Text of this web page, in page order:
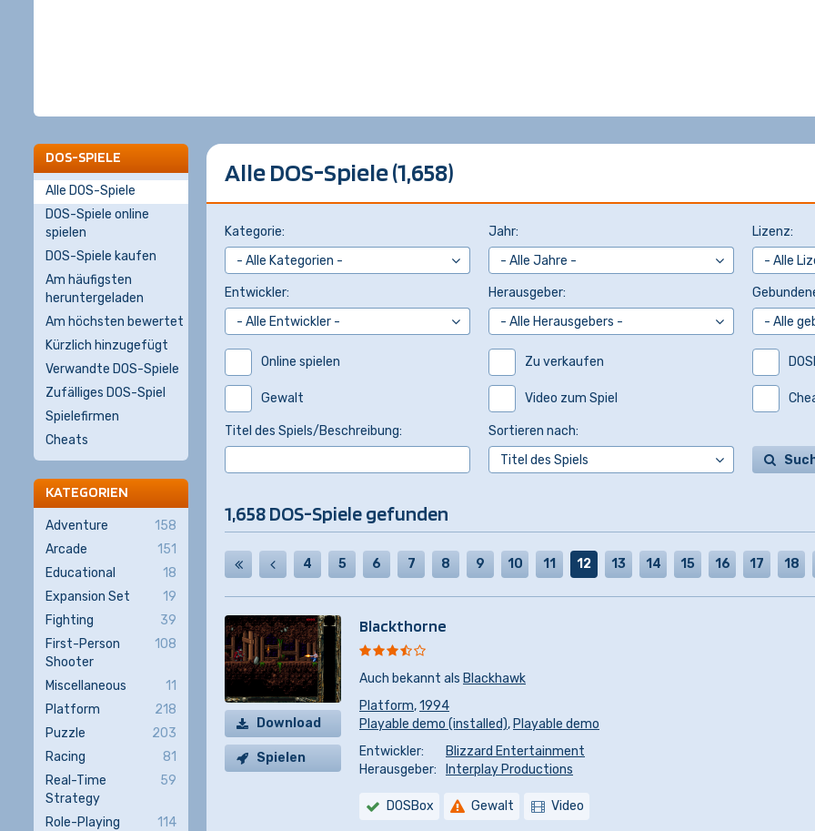
Alle DOS-Spiele (1,658)
Kategorie: Jahr: Lizenz:
Entwickler: Herausgeber:
Online spielen Zu verkaufen
Gewalt Video zum Spiel
Titel des Spiels/Beschreibung:
Sortieren nach:
1,658 DOS-Spiele gefunden
4 5 6 7 8 9 10 11 12 13 14 15 16 17 18
Download
Spielen
Blackthorne
Auch bekannt als Blackhawk
Platform,1994
Playable demo (installed), Playable demo
Entwickler:
Blizzard Entertainment
Herausgeber:
Interplay Productions
DOSBox Gewalt Video
DOS-SPIELE
Alle DOS-Spiele
DOS-Spiele online
spielen
DOS-Spiele kaufen
Am häufigsten
heruntergeladen
Am höchsten bewertet
Kürzlich hinzugefügt
Verwandte DOS-Spiele
Zufälliges DOS-Spiel
Spielefirmen
Cheats
KATEGORIEN
Adventure
158
Arcade
151
Educational
18
Expansion Set
19
Fighting
39
First-Person
Shooter
108
Miscellaneous
11
Platform
218
Puzzle
203
Racing
81
Real-Time
Strategy
59
Role-Playing
114